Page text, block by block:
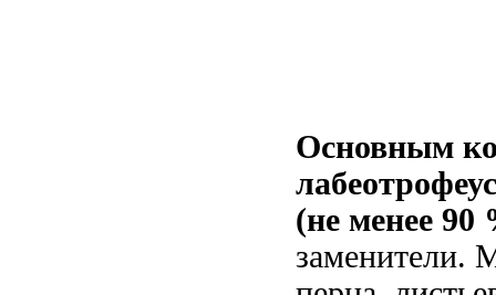
Основным
(не менее 90
заменители.